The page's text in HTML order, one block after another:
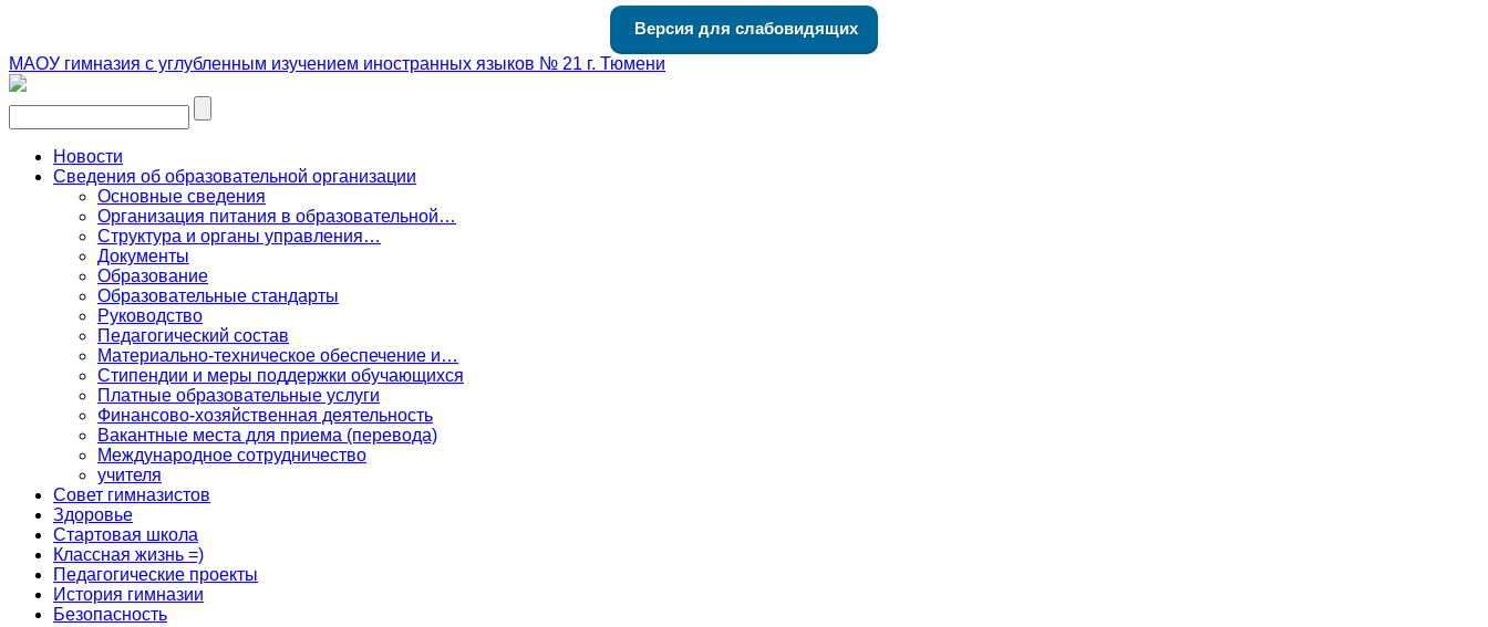
Версия для слабовидящих
МАОУ гимназия с углубленным изучением иностранных языков № 21 г. Тюмени
Новости
Сведения об образовательной организации
Основные сведения
Организация питания в образовательной…
Структура и органы управления…
Документы
Образование
Образовательные стандарты
Руководство
Педагогический состав
Материально-техническое обеспечение и…
Стипендии и меры поддержки обучающихся
Платные образовательные услуги
Финансово-хозяйственная деятельность
Вакантные места для приема (перевода)
Международное сотрудничество
учителя
Совет гимназистов
Здоровье
Стартовая школа
Классная жизнь =)
Педагогические проекты
История гимназии
Безопасность